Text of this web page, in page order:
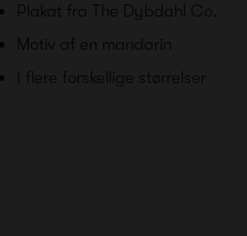
Plakat fra The Dybdahl Co.
Motiv af en mandarin
I flere forskellige størrelser